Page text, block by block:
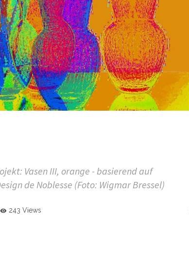
Vasen III, orange - basierend auf
de Noblesse (Foto: Wigmar Bressel)
243 Views